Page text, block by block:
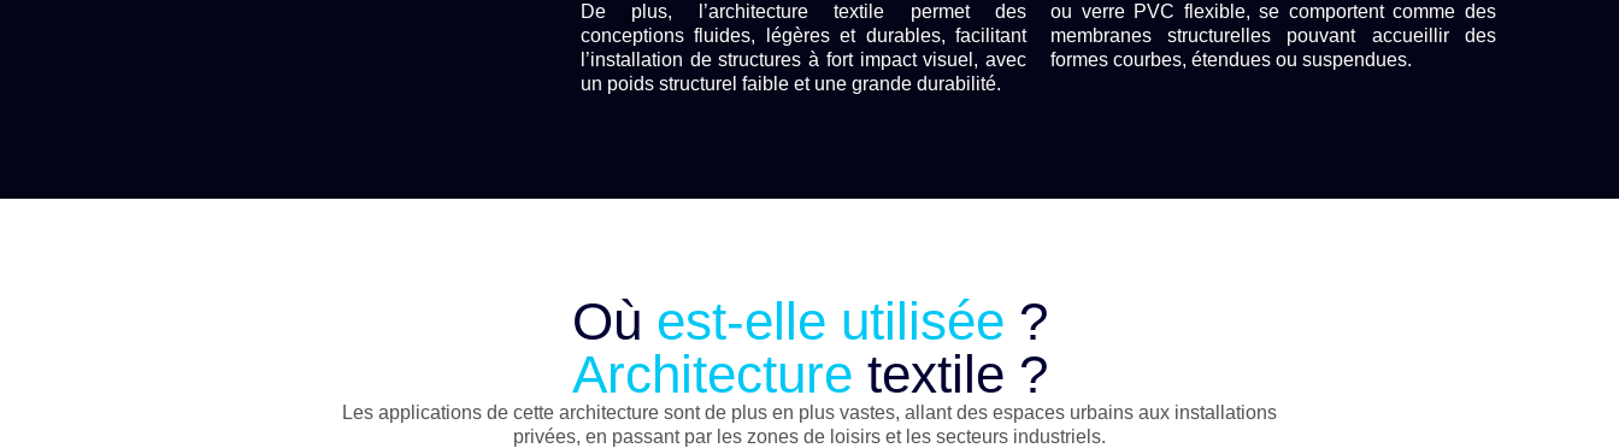
De plus, l’architecture textile permet des
conceptions fluides, légères et durables, facilitant
l’installation de structures à fort impact visuel, avec
un poids structurel faible et une grande durabilité.
ou verre PVC flexible, se comportent comme des
membranes structurelles pouvant accueillir des
formes courbes, étendues ou suspendues.
Où est-elle utilisée ?
Architecture textile ?
Les applications de cette architecture sont de plus en plus vastes, allant des espaces urbains aux installations
privées, en passant par les zones de loisirs et les secteurs industriels.